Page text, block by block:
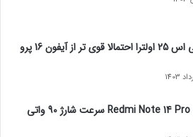
گلکسی اس 25 اولترا احتمالا قوی تر از آیفون 16 پرو
گوشی Redmi Note 14 Pro سرعت شارژ 90 واتی